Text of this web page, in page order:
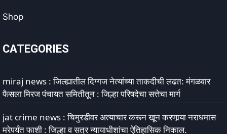
Shop
CATEGORIES
miraj news : जिल्ह्यातील दिग्गज नेत्यांच्या ताकदीची लढत: मंगळवार
फैसला मिरज पंचायत समितीतून : जिल्हा परिषदेचा सत्तेचा मार्ग
jat crime news : चिमुरडीवर अत्याचार करून खून करणार्‍या नराधमास
मरेपर्यंत फाशी : जिल्हा व सत्र न्यायाधीशांचा ऐतिहासिक निकाल.